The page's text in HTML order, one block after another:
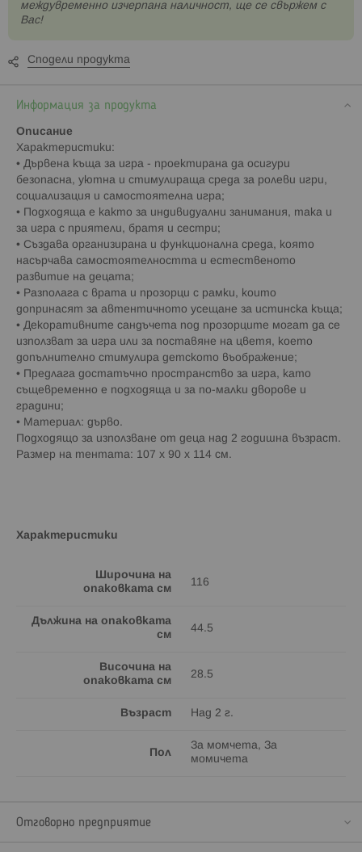
междувременно изчерпана наличност, ще се свържем с
Вас!
Сподели продукта
Информация за продукта
Описание
Характеристики:
• Дървена къща за игра - проектирана да осигури
безопасна, уютна и стимулираща среда за ролеви игри,
социализация и самостоятелна игра;
• Подходяща е както за индивидуални занимания, така и
за игра с приятели, братя и сестри;
• Създава организирана и функционална среда, която
насърчава самостоятелността и естественото
развитие на децата;
• Разполага с врата и прозорци с рамки, които
допринасят за автентичното усещане за истинска къща;
• Декоративните сандъчета под прозорците могат да се
използват за игра или за поставяне на цветя, което
допълнително стимулира детското въображение;
• Предлага достатъчно пространство за игра, като
същевременно е подходяща и за по-малки дворове и
градини;
• Материал: дърво.
Подходящо за използване от деца над 2 годишна възраст.
Размер на тентата: 107 х 90 х 114 см.
Характеристики
Широчина на
опаковката см
116
Дължина на опаковката
см
44.5
Височина на
опаковката см
28.5
Възраст Над 2 г.
Пол
За момчета, За
момичета
Отговорно предприятие